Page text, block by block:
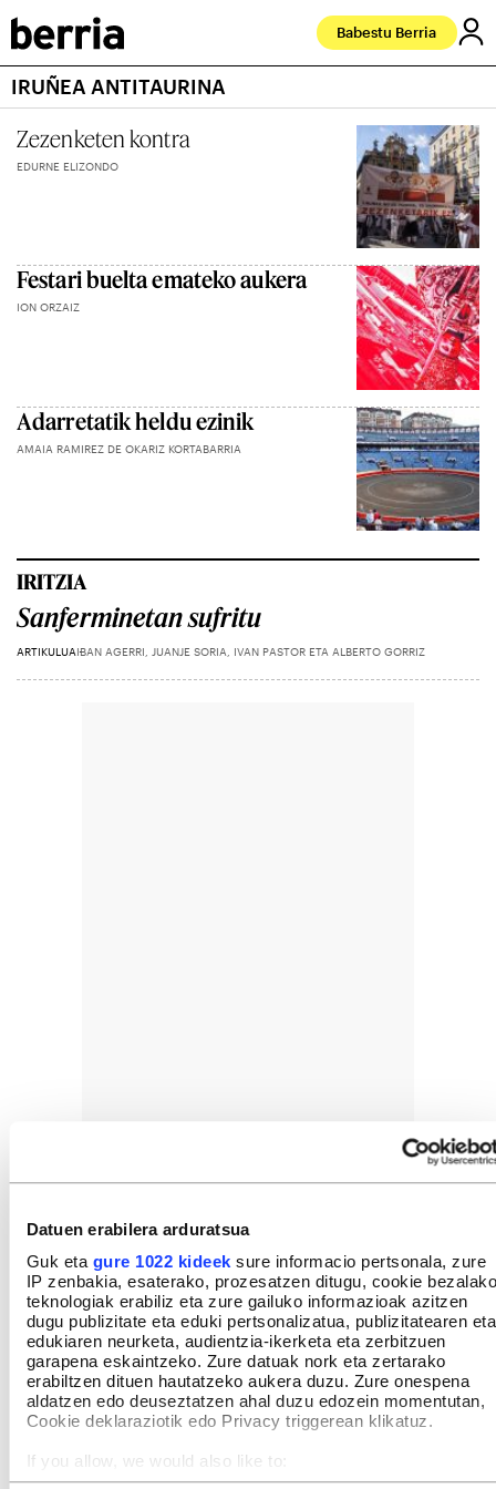
Datuen erabilera arduratsua
Guk eta gure 1022 kideek sure informacio pertsonala, zure
IP zenbakia, esaterako, prozesatzen ditugu, cookie bezalako
teknologiak erabiliz eta zure gailuko informazioak azitzen
dugu publizitate eta eduki pertsonalizatua, publizitatearen eta
edukiaren neurketa, audientzia-ikerketa eta zerbitzuen
garapena eskaintzeko. Zure datuak nork eta zertarako
erabiltzen dituen hautatzeko aukera duzu. Zure onespena
aldatzen edo deuseztatzen ahal duzu edozein momentutan,
Cookie deklaraziotik edo Privacy triggerean klikatuz.
If you allow, we would also like to:
Collect information about your geographical location
Babestu Berria
IRUÑEA ANTITAURINA
Zezenketen kontra
EDURNE ELIZONDO
Festari buelta emateko aukera
ION ORZAIZ
Adarretatik heldu ezinik
AMAIA RAMIREZ DE OKARIZ KORTABARRIA
IRITZIA
Sanferminetan sufritu
ARTIKULUAIBAN AGERRI, JUANJE SORIA, IVAN PASTOR ETA ALBERTO GORRIZ